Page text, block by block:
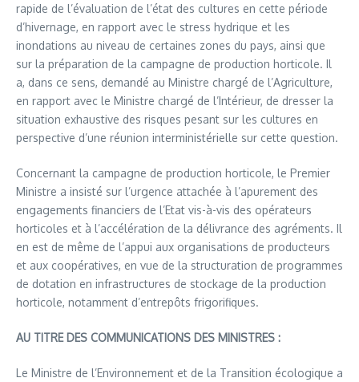
rapide de l’évaluation de l’état des cultures en cette période
d’hivernage, en rapport avec le stress hydrique et les
inondations au niveau de certaines zones du pays, ainsi que
sur la préparation de la campagne de production horticole. Il
a, dans ce sens, demandé au Ministre chargé de l’Agriculture,
en rapport avec le Ministre chargé de l’Intérieur, de dresser la
situation exhaustive des risques pesant sur les cultures en
perspective d’une réunion interministérielle sur cette question.
Concernant la campagne de production horticole, le Premier
Ministre a insisté sur l’urgence attachée à l’apurement des
engagements financiers de l’Etat vis-à-vis des opérateurs
horticoles et à l’accélération de la délivrance des agréments. Il
en est de même de l’appui aux organisations de producteurs
et aux coopératives, en vue de la structuration de programmes
de dotation en infrastructures de stockage de la production
horticole, notamment d’entrepôts frigorifiques.
AU TITRE DES COMMUNICATIONS DES MINISTRES :
Le Ministre de l’Environnement et de la Transition écologique a